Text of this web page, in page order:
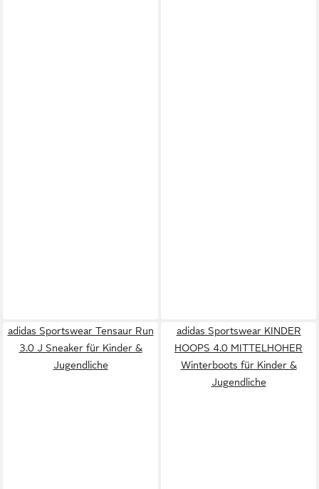
adidas Sportswear Tensaur Run
3.0 J Sneaker für Kinder &
Jugendliche
adidas Sportswear KINDER
HOOPS 4.0 MITTELHOHER
Winterboots für Kinder &
Jugendliche